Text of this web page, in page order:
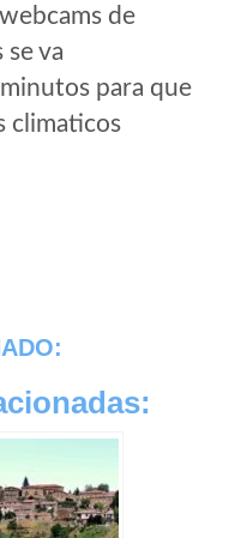
de
se va
para que
climaticos